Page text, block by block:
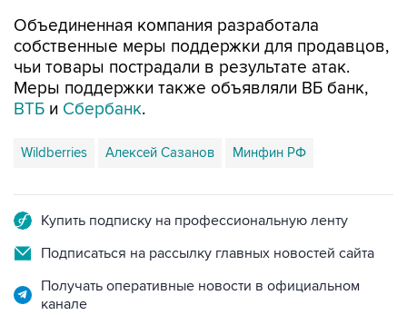
Объединенная компания разработала
собственные меры поддержки для продавцов,
чьи товары пострадали в результате атак.
Меры поддержки также объявляли ВБ банк,
ВТБ и Сбербанк.
Wildberries Алексей Сазанов Минфин РФ
Купить подписку на профессиональную ленту
Подписаться на рассылку главных новостей сайта
Получать оперативные новости в официальном
канале